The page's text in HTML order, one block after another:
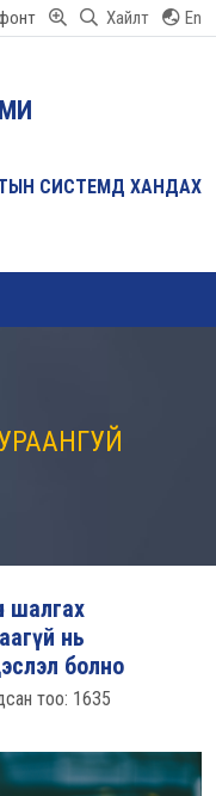
Хайлт En
СИСТЕМД ХАНДАХ
шалгах
нь
болно
тоо: 1635